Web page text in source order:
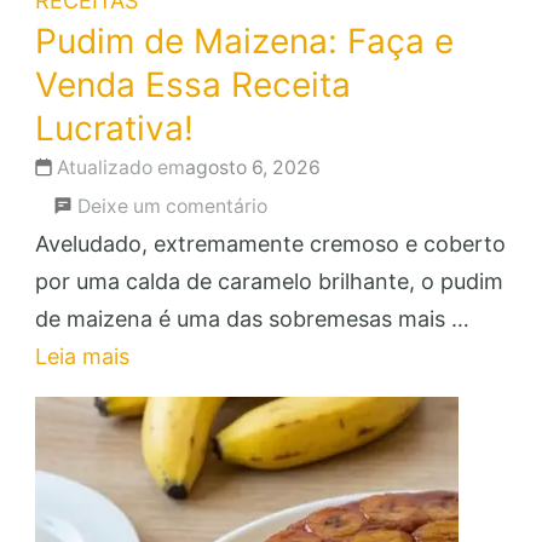
Pudim de Maizena: Faça e
Venda Essa Receita
Lucrativa!
Atualizado emagosto 6, 2026
Deixe um comentárioem
Pudim
de
Maizena:
e
Venda
Essa
Receita
Aveludado, extremamente cremoso e coberto
por uma calda de caramelo brilhante, o pudim
de maizena é uma das sobremesas mais …
Leia mais